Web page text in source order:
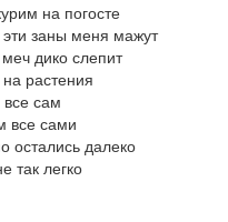
на погосте
эти заны меня мажут
дико слепит
растения
сам
все сами
остались далеко
так легко